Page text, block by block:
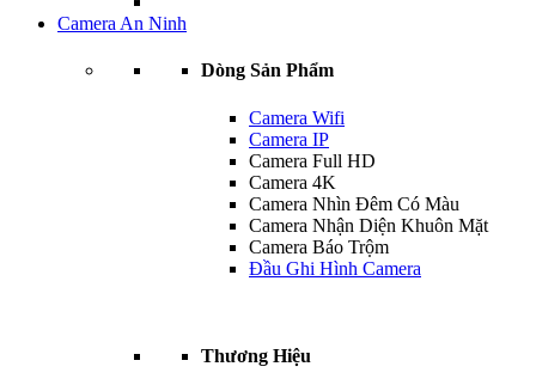
Camera An Ninh
Dòng Sản Phẩm
Camera Wifi
Camera IP
Camera Full HD
Camera 4K
Camera Nhìn Đêm Có Màu
Camera Nhận Diện Khuôn Mặt
Camera Báo Trộm
Đầu Ghi Hình Camera
Thương Hiệu